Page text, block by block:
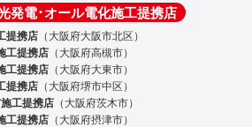
発電･オール電化施工提携店
提携店 （大阪府大阪市北区）
工提携店 （大阪府高槻市）
工提携店 （大阪府大東市）
提携店 （大阪府堺市中区）
工提携店 （大阪府茨木市）
工提携店 （大阪府摂津市）